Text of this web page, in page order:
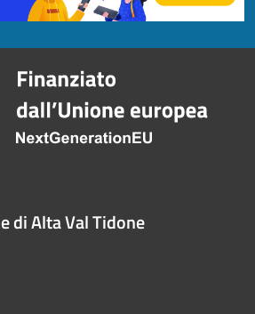
di Alta Val Tidone